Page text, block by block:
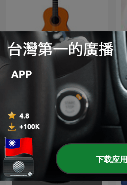
古典小品独奏（一） - 15首
下载应用